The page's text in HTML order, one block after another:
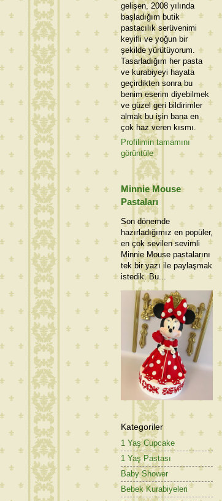
gelişen, 2008 yılında
başladığım butik
pastacılık serüvenimi
keyifli ve yoğun bir
şekilde yürütüyorum.
Tasarladığım her pasta
ve kurabiyeyi hayata
geçirdikten sonra bu
benim eserim diyebilmek
ve güzel geri bildirimler
almak bu işin bana en
çok haz veren kısmı.
Profilimin tamamını
görüntüle
Minnie Mouse
Pastaları
Son dönemde
hazırladığımız en popüler,
en çok sevilen sevimli
Minnie Mouse pastalarını
tek bir yazı ile paylaşmak
istedik. Bu...
Kategoriler
1 Yaş Cupcake
1 Yaş Pastası
Baby Shower
Bebek Kurabiyeleri